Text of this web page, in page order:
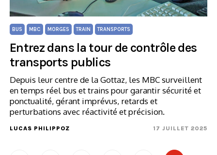
BUS MBC MORGES TRAIN TRANSPORTS
Entrez dans la tour de contrôle des
transports publics
Depuis leur centre de la Gottaz, les MBC surveillent
en temps réel bus et trains pour garantir sécurité et
ponctualité, gérant imprévus, retards et
perturbations avec réactivité et précision.
LUCAS PHILIPPOZ 17 JUILLET 2025